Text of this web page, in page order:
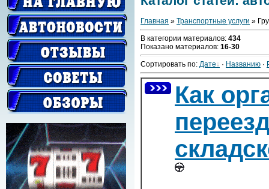
Главная » Транспортные услуги »
В категории материалов: 434
Показано материалов: 16-30
Сортировать по: Дате · Названию ·
Как